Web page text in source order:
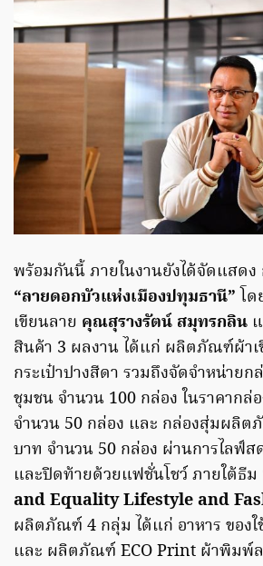
พร้อมกันนี้ ภายในงานยังได้จัดแสดง
“ลายดอกบัวแห่งเมืองปทุมธานี” โ
เขียนลาย คุณสุรางรัตน์ สมุทรกลิน
สินค้า 3 ผลงาน ได้แก่ ผลิตภัณฑ์ผ้า
กระเป๋าปางสีดา รวมถึงจัดจำหน่า
ชุมชน จำนวน 100 กล่อง ในราคากล่
จำนวน 50 กล่อง และ กล่องสุ่มผลิต
บาท จำนวน 50 กล่อง ผ่านการไลฟ์ส
และปิดท้ายด้วยแฟชั่นโชว์ ภายใต้ธีม
and Equality Lifestyle and
ผลิตภัณฑ์ 4 กลุ่ม ได้แก่ อาหาร ของใ
และ ผลิตภัณฑ์ ECO Print ผ้าพิมพ์ล